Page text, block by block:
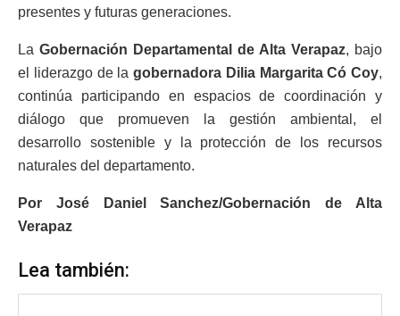
presentes y futuras generaciones.
La Gobernación Departamental de Alta Verapaz, bajo
el liderazgo de la gobernadora Dilia Margarita Có Coy,
continúa participando en espacios de coordinación y
diálogo que promueven la gestión ambiental, el
desarrollo sostenible y la protección de los recursos
naturales del departamento.
Por José Daniel Sanchez/Gobernación de Alta
Verapaz
Lea también: